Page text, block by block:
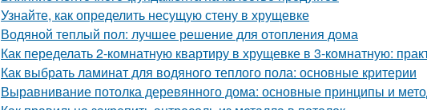
Узнайте, как определить несущую стену в хрущевке
Водяной теплый пол: лучшее решение для отопления дома
Как переделать 2-комнатную квартиру в хрущевке в 3-комнатную:
Как выбрать ламинат для водяного теплого пола: основные критерии
Выравнивание потолка деревянного дома: основные принципы и